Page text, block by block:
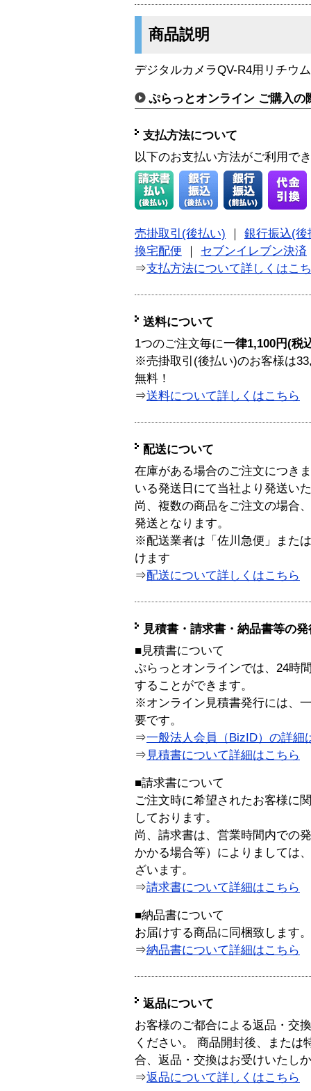
商品説明
デジタルカメラQV-R4用リチウ
ぷらっとオンライン ご購入の
支払方法について
以下のお支払い方法がご利用で
売掛取引(後払い)
銀行振込(後
換宅配便
セブンイレブン決済
⇒支払方法について詳しくはこ
送料について
1つのご注文毎に一律1,100円(税
※売掛取引(後払い)のお客様は
無料！
⇒送料について詳しくはこちら
配送について
在庫がある場合のご注文につき
いる発送日にて当社より発送い
尚、複数の商品をご注文の場合
発送となります。
※配送業者は「佐川急便」また
けます
⇒配送について詳しくはこちら
見積書・請求書・納品書等の
■見積書について
ぷらっとオンラインでは、24時
することができます。
※オンライン見積書発行には、
要です。
⇒一般法人会員（BizID）の詳細
⇒ 見積書について詳細はこちら
■請求書について
ご注文時に希望されたお客様に
しております。
尚、請求書は、営業時間内での
かかる場合等）によりましては
ざいます。
⇒請求書について詳細はこちら
■納品書について
お届けする商品に同梱致します。
⇒納品書について詳細はこちら
返品について
お客様のご都合による返品・交
ください。 商品開封後、または
合、返品・交換はお受けいたし
⇒返品について詳しくはこちら